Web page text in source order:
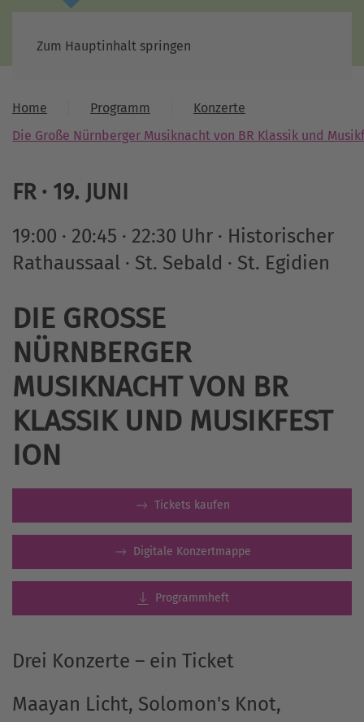
Zum Hauptinhalt springen
Home Programm
Konzerte
Die Große Nürnberger Musiknacht von BR Klassik und
FR· 19. JUNI
19:00 · 20:45 · 22:30 Uhr · Historischer
Rathaussaal · St. Sebald · St. Egidien
DIE GROSSE N
ÜRNBERGER M
USIKNACHT VON BR K
LASSIK UND MUSIKFEST I
ON
Tickets kaufen
Digitale Konzertmappe
Programmheft
Drei Konzerte – ein Ticket
Maayan Licht, Solomon's Knot,